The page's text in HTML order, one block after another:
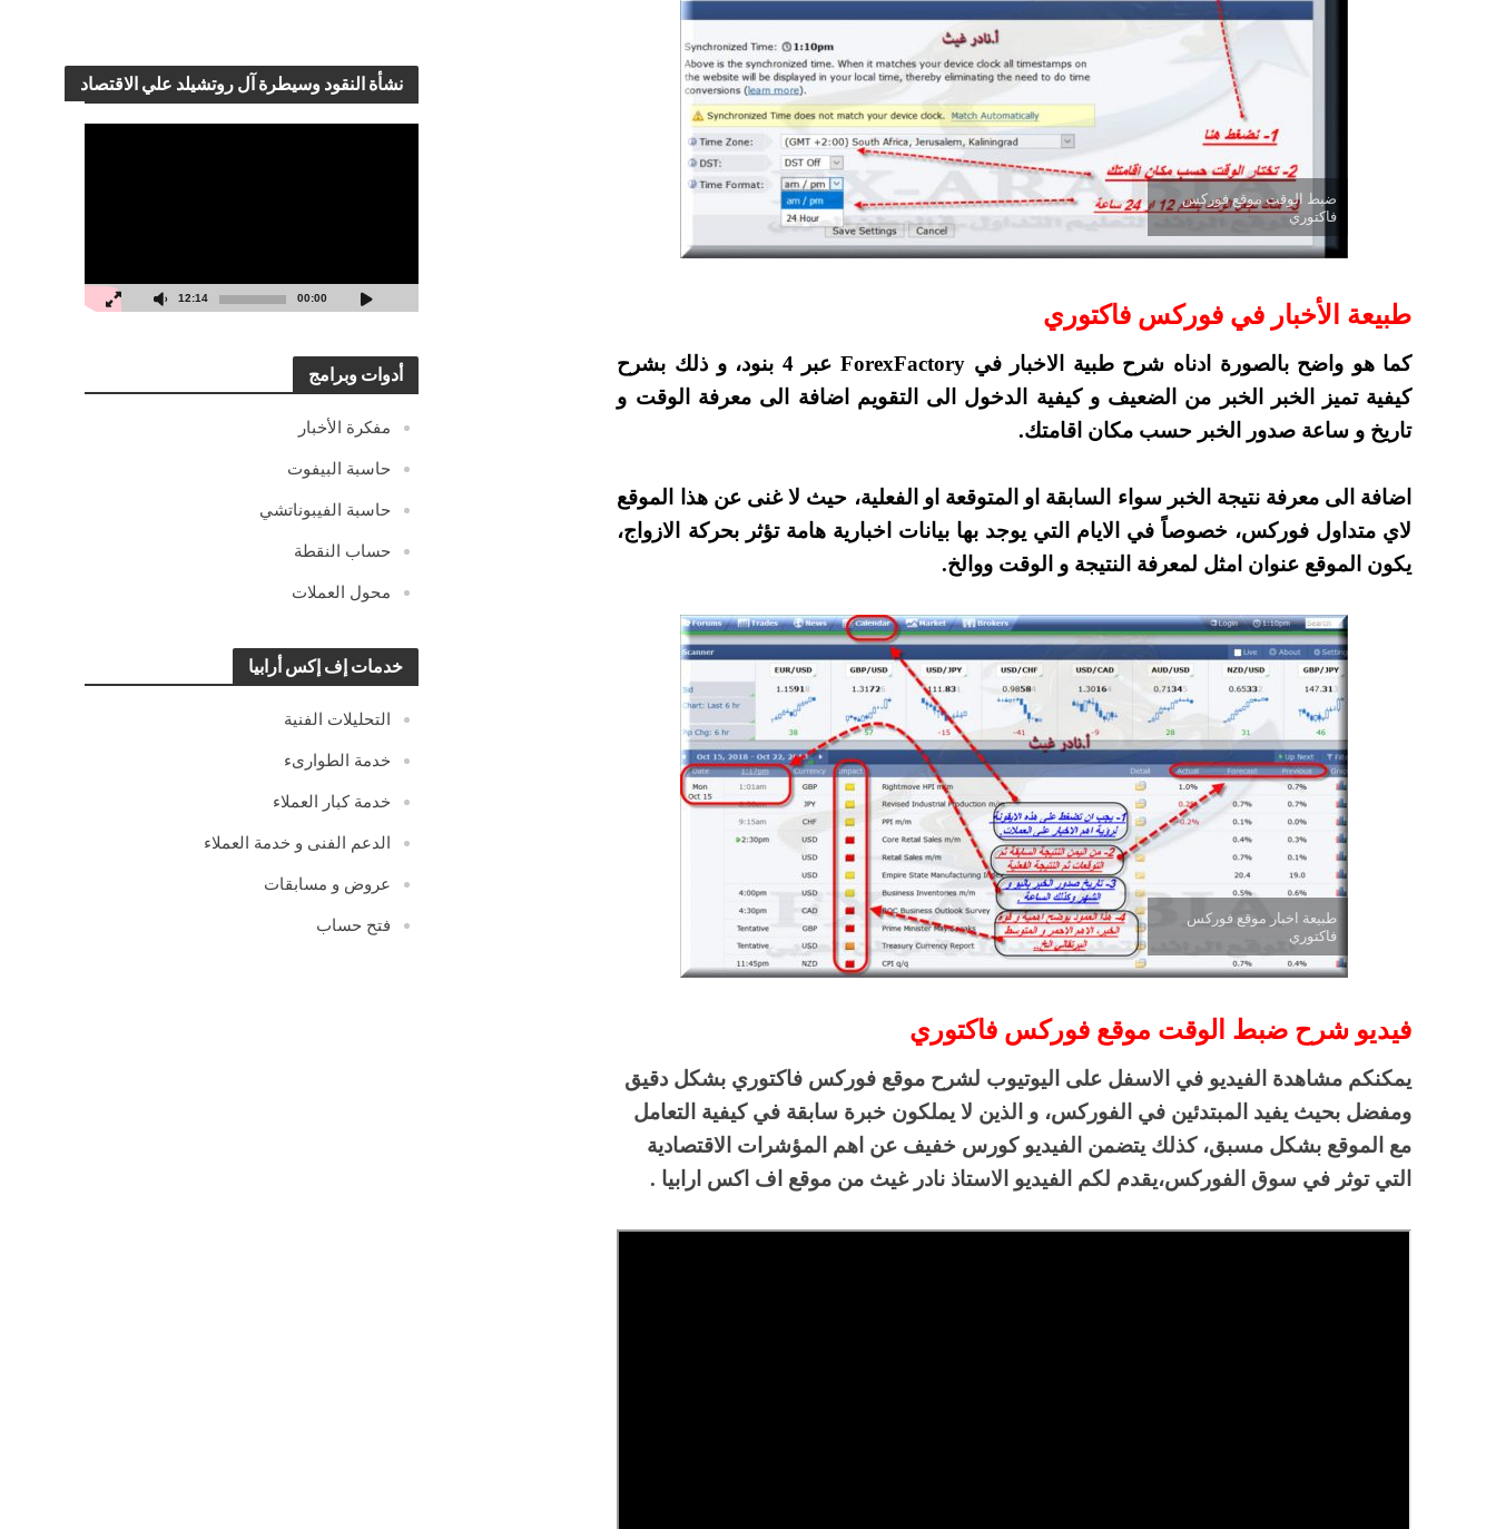
نشأة النقود وسيطرة آل روتشيلد علي الاقتصاد
00:00
12:14
أدوات وبرامج
مفكرة الأخبار
حاسبة البيفوت
حاسبة الفيبوناتشي
حساب النقطة
محول العملات
خدمات إف إكس أرابيا
التحليلات الفنية
خدمة الطوارىء
خدمة كبار العملاء
الدعم الفنى و خدمة العملاء
عروض و مسابقات
فتح حساب
ضبط الوقت موقع فوركس
فاكتوري
طبيعة الأخبار في فوركس فاكتوري
كما هو واضح بالصورة ادناه شرح طبية الاخبار في ForexFactory عبر 4 بنود، و ذلك بشرح
كيفية تميز الخبر الخبر من الضعيف و كيفية الدخول الى التقويم اضافة الى معرفة الوقت و
تاريخ و ساعة صدور الخبر حسب مكان اقامتك.
اضافة الى معرفة نتيجة الخبر سواء السابقة او المتوقعة او الفعلية، حيث لا غنى عن هذا الموقع
لاي متداول فوركس، خصوصاً في الايام التي يوجد بها بيانات اخبارية هامة تؤثر بحركة الازواج،
يكون الموقع عنوان امثل لمعرفة النتيجة و الوقت ووالخ.
طبيعة اخبار موقع فوركس
فاكتوري
فيديو شرح ضبط الوقت موقع فوركس فاكتوري
يمكنكم مشاهدة الفيديو في الاسفل على اليوتيوب لشرح موقع فوركس فاكتوري بشكل دقيق
ومفضل بحيث يفيد المبتدئين في الفوركس، و الذين لا يملكون خبرة سابقة في كيفية التعامل
مع الموقع بشكل مسبق، كذلك يتضمن الفيديو كورس خفيف عن اهم المؤشرات الاقتصادية
التي توثر في سوق الفوركس،يقدم لكم الفيديو الاستاذ نادر غيث من موقع اف اكس ارابيا .